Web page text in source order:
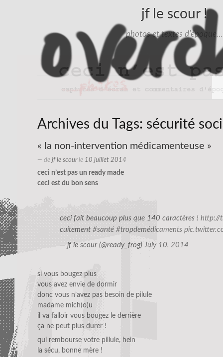
jf le scour !
photos et textes d'époque…
Archives du Tags: sécurité
« la non-intervention médicamenteuse »
— de jf le scourle 10 juillet 2014
ceci n’est pas un ready made
ceci est du bon sens
ceci fait beaucoup plus que 140 caractères ! http://
cuitement #santé #tropdemédicaments
— jf le scour (@ready_frog) July 10, 2014
si vous bougez plus
vous avez envie de dormir
donc vous n’avez pas besoin de pilule
madame mich(o)u
il va falloir vous bougez le derrière
ça ne peut plus durer !
qui rembourse votre pillule, hein
la sécu, bonne mère !